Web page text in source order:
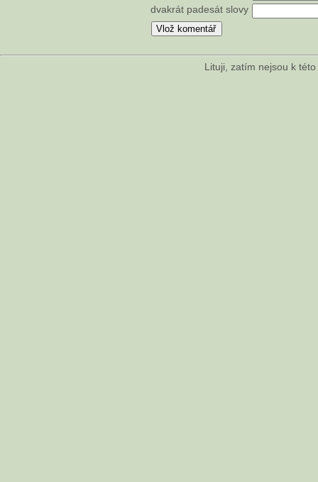
dvakrát padesát slovy
Lituji, zatím nejsou k